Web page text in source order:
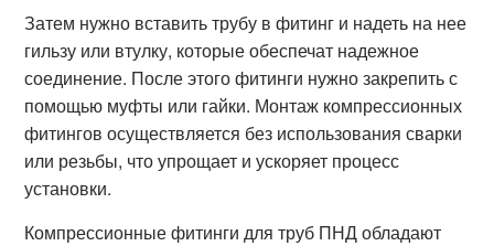
Затем нужно вставить трубу в фитинг и надеть на нее
гильзу или втулку, которые обеспечат надежное
соединение. После этого фитинги нужно закрепить с
помощью муфты или гайки. Монтаж компрессионных
фитингов осуществляется без использования сварки
или резьбы, что упрощает и ускоряет процесс
установки.
Компрессионные фитинги для труб ПНД обладают